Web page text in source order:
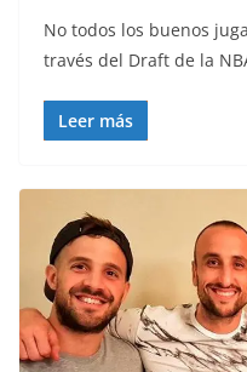
No todos los buenos
través del Draft de la
Leer más